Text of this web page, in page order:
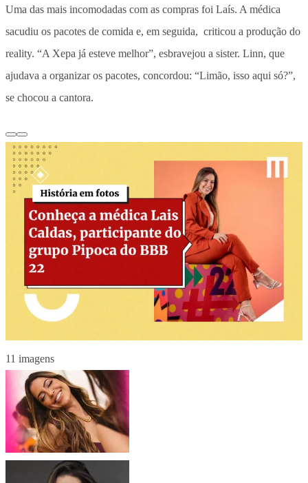
Uma das mais incomodadas com as compras foi Laís. A médica
sacudiu os pacotes de comida e, em seguida, criticou a produção do
reality. “A Xepa já esteve melhor”, esbravejou a sister. Linn, que
ajudava a organizar os pacotes, concordou: “Limão, isso aqui só?”,
se chocou a cantora.
11 imagens